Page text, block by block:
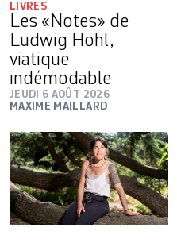
LIVRES
Les «Notes» de
Ludwig Hohl,
viatique
indémodable
JEUDI 6 AOÛT 2026
MAXIME MAILLARD